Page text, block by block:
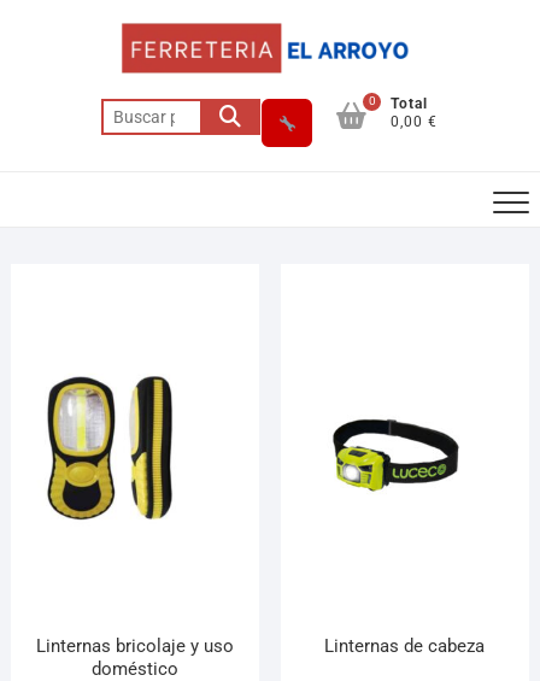
0
Total
0,00 €
Linternas bricolaje y uso
doméstico
Linternas de cabeza
Llamar